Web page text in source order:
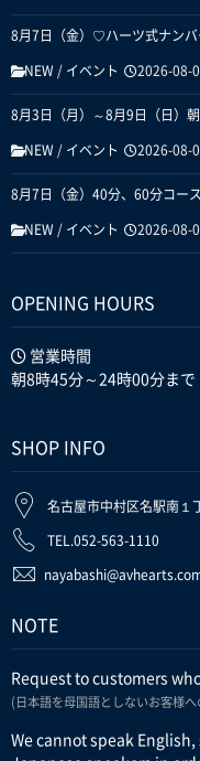
8月7日（金）♡ハーツ式ナンバ
NEW / イベント 2026-08-
8月3日（月）～8月9日（日）
NEW / イベント 2026-08-
8月7日（金）40分、60分コー
NEW / イベント 2026-08-
OPENING HOURS
営業時間
朝8時45分～24時00分まで
SHOP INFO
名古屋市中村区名駅南１
TEL.052-563-1110
NOTE
Request to customers
(日本語を母国語としないお客様へ
We cannot speak